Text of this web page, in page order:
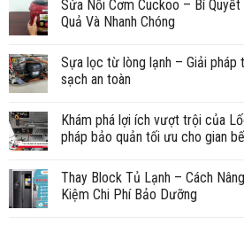
Sửa Nồi Cơm Cuckoo – Bí
Quả Và Nhanh Chóng
Sựa lọc từ lòng lạnh – Giải pháp
sạch an toàn
Khám phá lợi ích vượt trội của
pháp bảo quản tối ưu cho gian
Thay Block Tủ Lạnh – Cách
Kiệm Chi Phí Bảo Dưỡng